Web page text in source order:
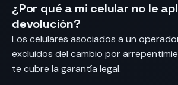
¿Por qué a mi celular no le
devolución?
Los celulares asociados a un
excluidos del cambio por
te cubre la garantía legal.